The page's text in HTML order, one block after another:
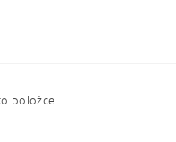
položce.